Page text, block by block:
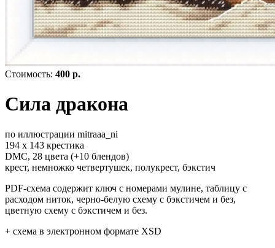
Стоимость: 400 р.
Сила дракона
по иллюстрации mitraaa_ni
194 х 143 крестика
DMC, 28 цвета (+10 блендов)
крест, немножко четвертушек, полукрест, бэкстич
PDF-схема содержит ключ с номерами мулине, таблицу с
расходом ниток, черно-белую схему с бэкстичем и без,
цветную схему с бэкстичем и без.
+ схема в электронном формате XSD